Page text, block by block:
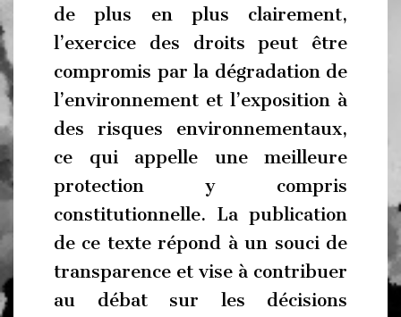
de plus en plus clairement,
l’exercice des droits peut être
compromis par la dégradation de
l’environnement et l’exposition à
des risques environnementaux,
ce qui appelle une meilleure
protection y compris
constitutionnelle. La publication
de ce texte répond à un souci de
transparence et vise à contribuer
au débat sur les décisions